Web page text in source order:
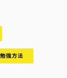
勉強方法